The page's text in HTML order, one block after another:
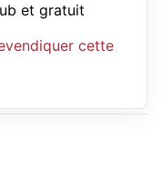
et gratuit
cette